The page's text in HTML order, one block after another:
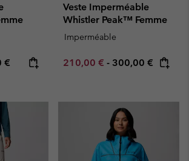
price:
€
Veste Imperméable
Whistler Peak™ Femme
Imperméable
Minimum sale price:
210,00 € - Maximum price:
300,00 €